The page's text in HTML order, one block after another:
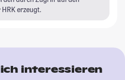
HRK erzeugt.
interessieren